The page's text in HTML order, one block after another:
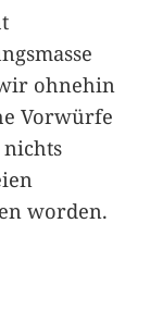
ohnehin
Vorwürfe
worden.